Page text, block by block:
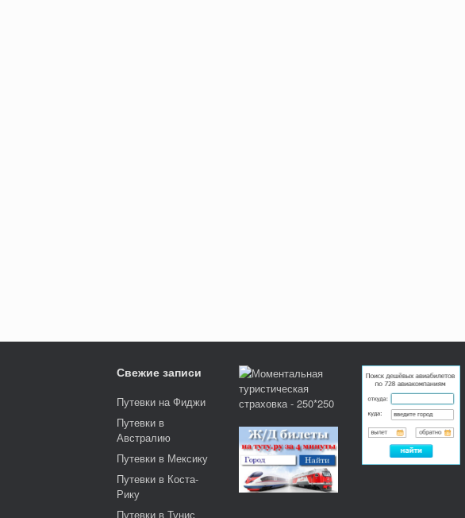
Свежие записи
Путевки на Фиджи
Путевки в
Австралию
Путевки в Мексику
Путевки в Коста-
Рику
Путевки в Тунис